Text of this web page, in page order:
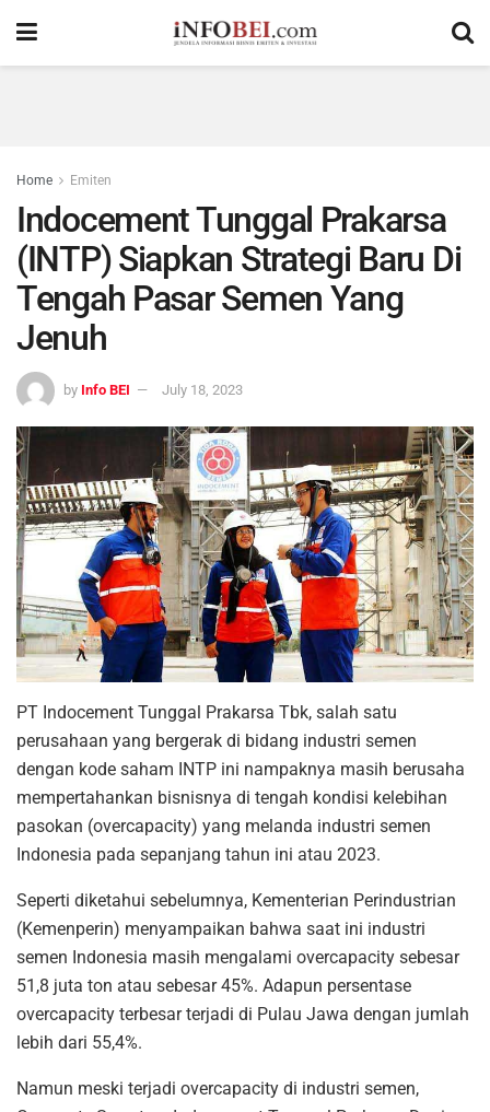
Home Emiten
Indocement Tunggal Prakarsa
(INTP) Siapkan Strategi Baru Di
Tengah Pasar Semen Yang
Jenuh
by Info BEI July 18, 2023
PT Indocement Tunggal Prakarsa Tbk, salah satu
perusahaan yang bergerak di bidang industri semen
dengan kode saham INTP ini nampaknya masih berusaha
mempertahankan bisnisnya di tengah kondisi kelebihan
pasokan (overcapacity) yang melanda industri semen
Indonesia pada sepanjang tahun ini atau 2023.
Seperti diketahui sebelumnya, Kementerian Perindustrian
(Kemenperin) menyampaikan bahwa saat ini industri
semen Indonesia masih mengalami overcapacity sebesar
51,8 juta ton atau sebesar 45%. Adapun persentase
overcapacity terbesar terjadi di Pulau Jawa dengan jumlah
lebih dari 55,4%.
Namun meski terjadi overcapacity di industri semen,